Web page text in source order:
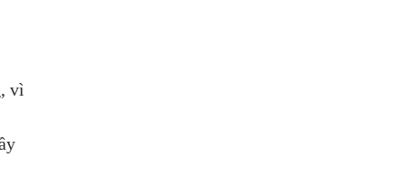
vì